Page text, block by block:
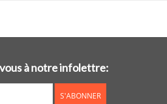
à notre infolettre:
S'ABONNER